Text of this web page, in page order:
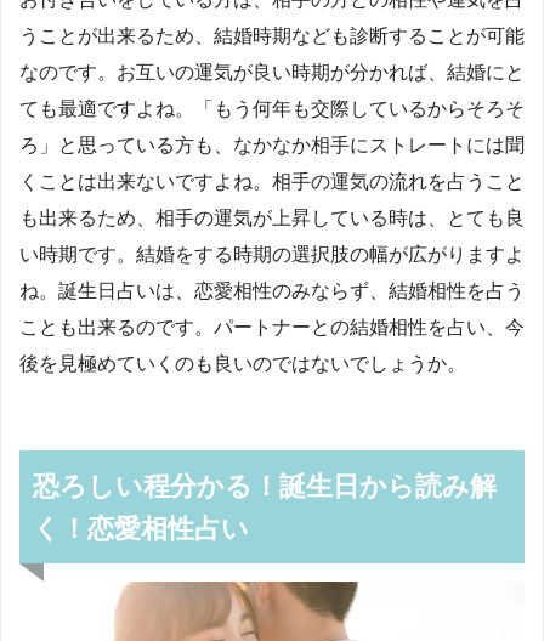
うことが出来るため、結婚時期なども診断することが可能
なのです。お互いの運気が良い時期が分かれば、結婚にと
ても最適ですよね。「もう何年も交際しているからそろそ
ろ」と思っている方も、なかなか相手にストレートには聞
くことは出来ないですよね。相手の運気の流れを占うこと
も出来るため、相手の運気が上昇している時は、とても良
い時期です。結婚をする時期の選択肢の幅が広がりますよ
ね。誕生日占いは、恋愛相性のみならず、結婚相性を占う
ことも出来るのです。パートナーとの結婚相性を占い、今
後を見極めていくのも良いのではないでしょうか。
恐ろしい程分かる！誕生日から読み解
く！恋愛相性占い